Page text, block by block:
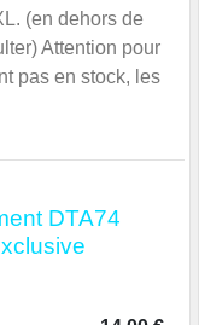
(en dehors de
Attention pour
pas en stock, les
DTA74